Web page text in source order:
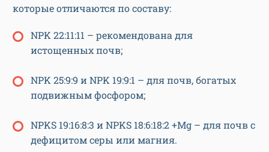
которые отличаются по составу:
NPK 22:11:11 – рекомендована для
истощенных почв;
NPK 25:9:9 и NPK 19:9:1 – для почв, богатых
подвижным фосфором;
NPKS 19:16:8:3 и NPKS 18:6:18:2 +Mg – для почв с
дефицитом серы или магния.